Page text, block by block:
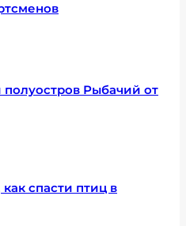
Рыбачий от
спасти птиц в